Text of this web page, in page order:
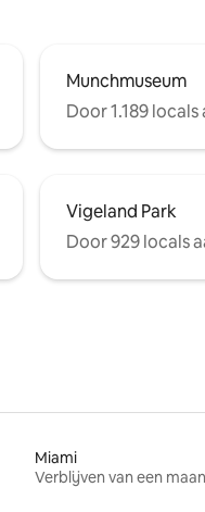
Munchmuseum
Door 1.189
Vigeland Park
Door 929 locals
Miami
Verblijven van een